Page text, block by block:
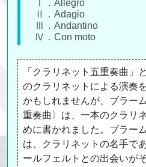
Ⅰ．Allegro
Ⅱ．Adagio
Ⅲ．Andantino
Ⅳ．Con moto
「クラリネット五重奏曲」
のクラリネットによる演奏
かもしれませんが、ブラー
重奏曲〉は、一本のクラリ
めに書かれました。ブラー
は、クラリネットの名手で
ールフェルトとの出会いが